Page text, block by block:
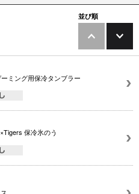
並び順
ミング用保冷タンブラー
保冷氷のう